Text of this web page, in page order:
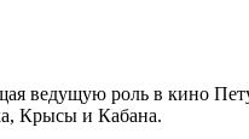
ведущую роль в кино
Крысы и Кабана.